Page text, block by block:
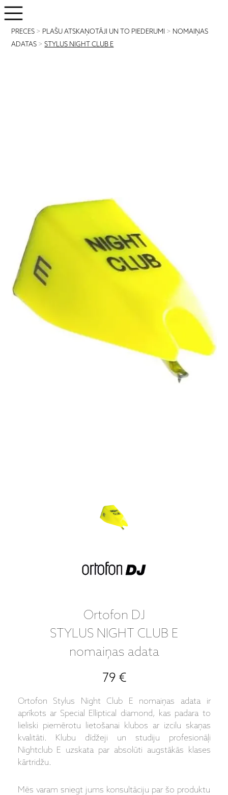
PRECES > PLAŠU ATSKAŅOTĀJI UN TO PIEDERUMI > NOMAIŅAS
ADATAS >STYLUS NIGHT CLUB E
Ortofon DJ
STYLUS NIGHT CLUB E
nomaiņas adata
79 €
Ortofon Stylus Night Club E nomaiņas adata ir
aprīkots ar Special Elliptical diamond, kas padara to
lieliski piemērotu lietošanai klubos ar izcilu skaņas
kvalitāti. Klubu dīdžeji un studiju profesionāļi
Nightclub E uzskata par absolūti augstākās klases
kārtridžu.
Mēs varam sniegt jums konsultāciju par šo produktu